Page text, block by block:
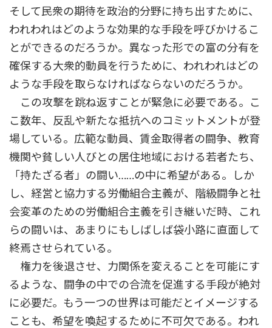
そして民衆の期待を政治的分野に持ち出すために、
われわれはどのような効果的な手段を呼びかけるこ
とができるのだろうか。異なった形での富の分有を
確保する大衆的動員を行うために、われわれはどの
ような手段を取らなければならないのだろうか。
この攻撃を跳ね返すことが緊急に必要である。こ
こ数年、反乱や新たな抵抗へのコミットメントが登
場している。広範な動員、賃金取得者の闘争、教育
機関や貧しい人びとの居住地域における若者たち、
「持たざる者」の闘い……の中に希望がある。しか
し、経営と協力する労働組合主義が、階級闘争と社
会変革のための労働組合主義を引き継いだ時、これ
らの闘いは、あまりにもしばしば袋小路に直面して
終焉させられている。
権力を後退させ、力関係を変えることを可能にす
るような、闘争の中での合流を促進する手段が絶対
に必要だ。もう一つの世界は可能だとイメージする
ことも、希望を喚起するために不可欠である。われ